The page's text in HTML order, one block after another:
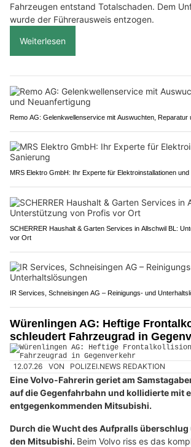
Fahrzeugen entstand Totalschaden. Dem
wurde der Führerausweis entzogen.
Weiterlesen
Remo AG: Gelenkwellenservice mit Auswuchten, Reparatur
MRS Elektro GmbH: Ihr Experte für Elektroinstallationen und
SCHERRER Haushalt & Garten Services in Allschwil BL:
vor Ort
IR Services, Schneisingen AG – Reinigungs- und
Würenlingen AG: Heftige
schleudert Fahrzeugrad in
12.07.26 VON POLIZEI.NEWS REDAKTION
Eine Volvo-Fahrerin geriet am
auf die Gegenfahrbahn und kollidierte mit
entgegenkommenden Mitsubishi.
Durch die Wucht des Aufpralls überschlug
den Mitsubishi. Beim Volvo riss es das